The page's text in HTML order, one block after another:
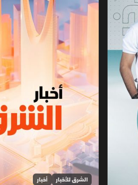
الشرق للأخبار أخبار